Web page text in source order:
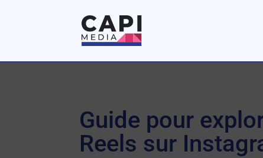
Guide pour
Reels sur